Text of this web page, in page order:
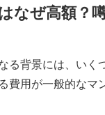
なぜ高額？
る背景には、い
用が一般的なマ